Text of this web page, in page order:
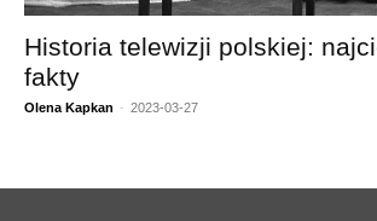
Historia telewizji polskiej:
fakty
Olena Kapkan - 2023-03-27